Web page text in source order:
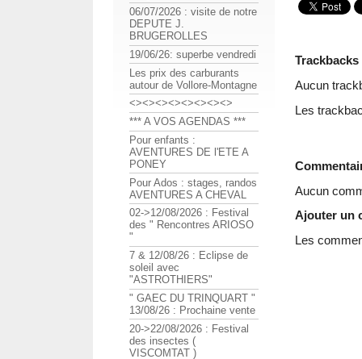
Trackbacks
Aucun
Les
Aucun
Ajouter un
Les
06/07/2026 : visite de notre
DEPUTE J.
BRUGEROLLES
19/06/26: superbe vendredi
Les prix des carburants
autour de Vollore-Montagne
<><><><><><><><>
*** A VOS AGENDAS ***
Pour enfants :
AVENTURES DE l'ETE A
PONEY
Pour Ados : stages, randos
AVENTURES A CHEVAL
02->12/08/2026 : Festival
des " Rencontres ARIOSO
"
7 & 12/08/26 : Eclipse de
soleil avec
"ASTROTHIERS"
" GAEC DU TRINQUART "
13/08/26 : Prochaine vente
20->22/08/2026 : Festival
des insectes (
VISCOMTAT )